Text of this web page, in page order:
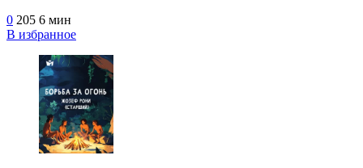
0 205 6 мин
В избранное